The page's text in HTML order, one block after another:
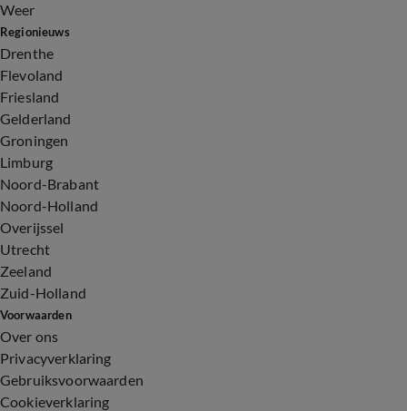
Weer
Regionieuws
Drenthe
Flevoland
Friesland
Gelderland
Groningen
Limburg
Noord-Brabant
Noord-Holland
Overijssel
Utrecht
Zeeland
Zuid-Holland
Voorwaarden
Over ons
Privacyverklaring
Gebruiksvoorwaarden
Cookieverklaring